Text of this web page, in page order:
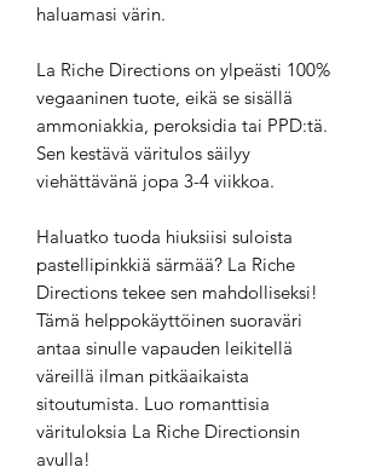
haluamasi värin.
La Riche Directions on ylpeästi 100%
vegaaninen tuote, eikä se sisällä
ammoniakkia, peroksidia tai PPD:tä.
Sen kestävä väritulos säilyy
viehättävänä jopa 3-4 viikkoa.
Haluatko tuoda hiuksiisi suloista
pastellipinkkiä särmää? La Riche
Directions tekee sen mahdolliseksi!
Tämä helppokäyttöinen suoraväri
antaa sinulle vapauden leikitellä
väreillä ilman pitkäaikaista
sitoutumista. Luo romanttisia
värituloksia La Riche Directionsin
avulla!